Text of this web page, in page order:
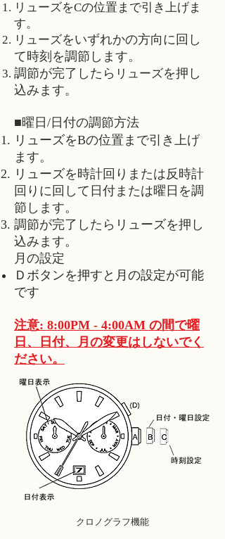
リューズをCの位置まで引き上げま
す。
リューズをいずれかの方向に回し
て時刻を調節します。
調節が完了したら リューズを押し
込みます。
■曜日/日付の調節方法
リューズをBの位置まで引き上げ
ます。
リューズを時計回りまたは反時計
回りに回して日付または曜日を調
節します。
調節が完了したら リューズを押し
込みます。
月の設定
Ｄボタンを押すと月の設定が可能
です
注意: 8:00PM - 4:00AM の間で曜
日、日付、月の変更はしないでく
ださい。
クロノグラフ機能